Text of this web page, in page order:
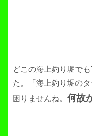
どこの海上釣り堀で
た。「海上釣り堀の
困りませんね。 何故